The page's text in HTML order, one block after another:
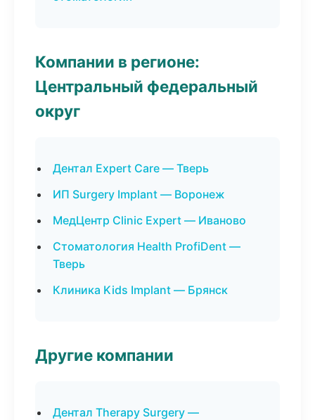
Компании в регионе:
Центральный федеральный
округ
Дентал Expert Care — Тверь
ИП Surgery Implant — Воронеж
МедЦентр Clinic Expert — Иваново
Стоматология Health ProfiDent —
Тверь
Клиника Kids Implant — Брянск
Другие компании
Дентал Therapy Surgery —